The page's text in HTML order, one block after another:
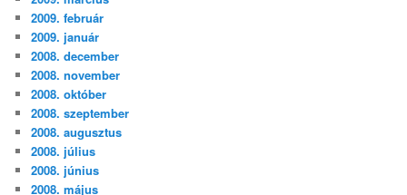
2009. február
2009. január
2008. december
2008. november
2008. október
2008. szeptember
2008. augusztus
2008. július
2008. június
2008. május